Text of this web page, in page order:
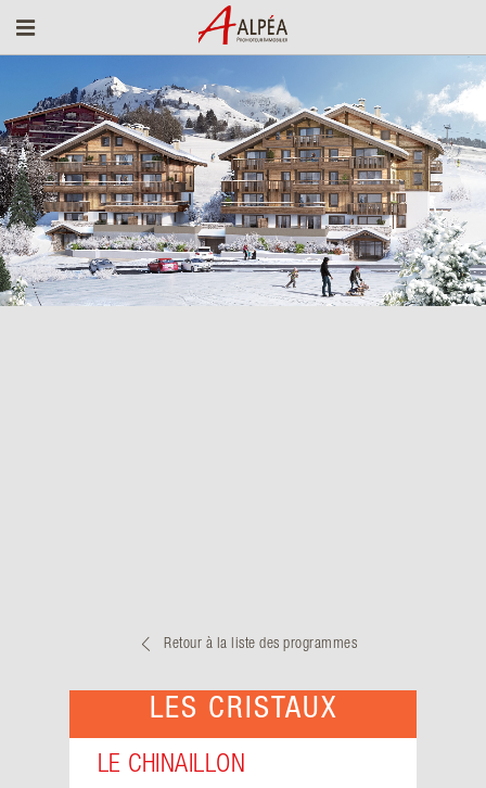
Retour à la liste des programmes
LES CRISTAUX
LE CHINAILLON